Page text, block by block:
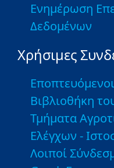
Ενημέρωση
Δεδομένων
Χρήσιμες
Βιβλιοθήκη
Τμήματα
Ελέγχων -
Λοιποί